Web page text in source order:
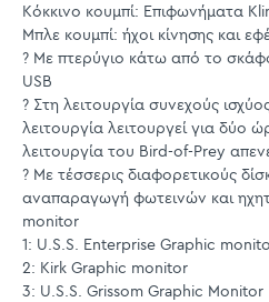
Κόκκινο κουμπί: Επιφωνήματα
Μπλε κουμπί: ήχοι κίνησης και
? Με πτερύγιο κάτω από τo
USB
? Στη λειτουργία συνεχούς
λειτουργία λειτουργεί για δύο
λειτουργία του Bird-of-Prey
? Με τέσσερις διαφορετικούς
αναπαραγωγή φωτεινών και
monitor
1: U.S.S. Enterprise Graphic
2: Kirk Graphic monitor
3: U.S.S. Grissom Graphic Monitor